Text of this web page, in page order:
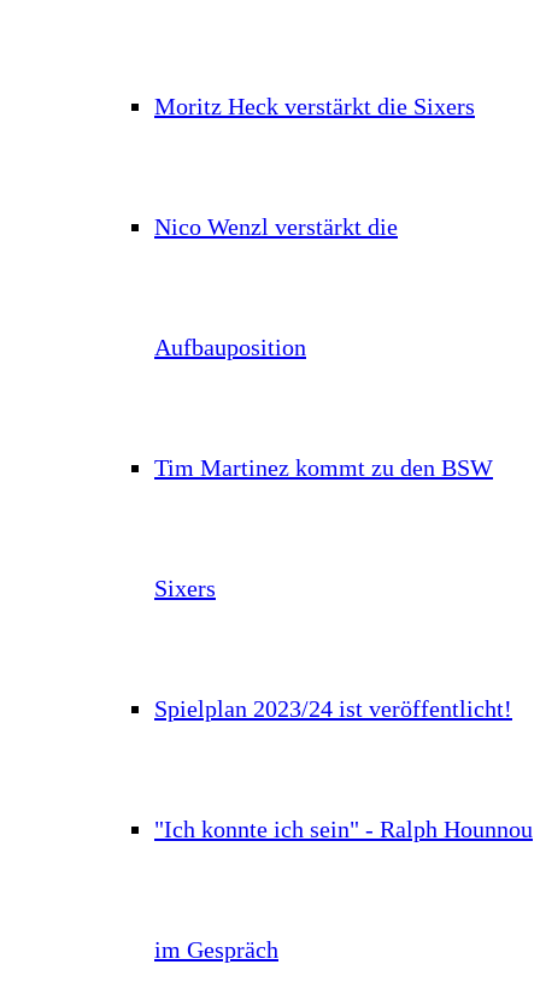
Moritz Heck verstärkt die Sixers
Nico Wenzl verstärkt die
Aufbauposition
Tim Martinez kommt zu den BSW
Sixers
Spielplan 2023/24 ist veröffentlicht!
"Ich konnte ich sein" - Ralph Hounnou
im Gespräch